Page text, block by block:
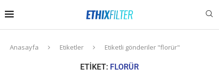
Anasayfa Etiketler Etiketli gönderiler "florür"
ETIKET: FLORÜR